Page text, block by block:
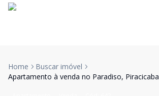
Home
Buscar imóvel
Apartamento à venda no Paradiso, Piracicaba